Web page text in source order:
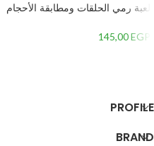
لعبة رمي الحلقات ومطابقة الأحجام
145,00EGP
PROFILE
BRAND